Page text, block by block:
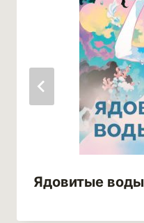
Ядовитые